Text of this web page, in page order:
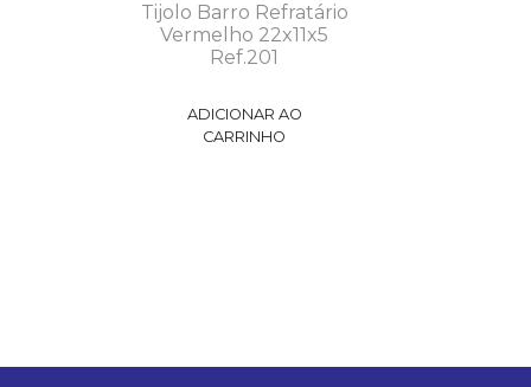
Tijolo Barro Refratário
Vermelho 22x11x5
Ref.201
ADICIONAR AO
CARRINHO